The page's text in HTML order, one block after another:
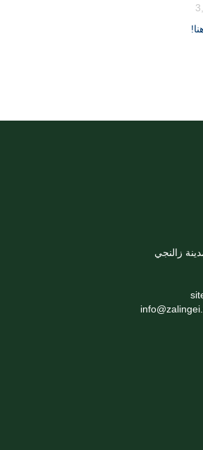
زالنجي